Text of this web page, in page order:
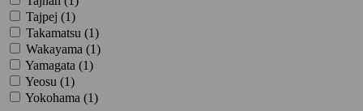
Tajpej (1)
Takamatsu (1)
Wakayama (1)
Yamagata (1)
Yeosu (1)
Yokohama (1)